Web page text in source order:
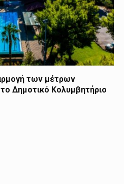
των μέτρων
Δημοτικό Κολυμβητήριο